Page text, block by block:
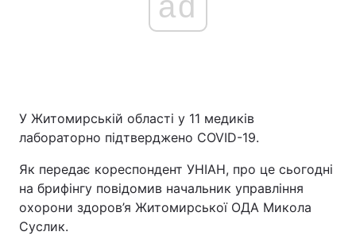
У Житомирській області у 11 медиків
лабораторно підтверджено COVID-19.
Як передає кореспондент УНІАН, про це сьогодні
на брифінгу повідомив начальник управління
охорони здоров’я Житомирської ОДА Микола
Суслик.